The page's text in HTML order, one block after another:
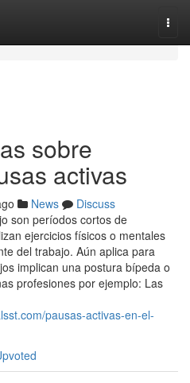
sobre
activas
News
Discuss
son períodos cortos de
ejercicios físicos o mentales
del trabajo. Aún aplica para
implican una postura bípeda o
profesiones por ejemplo: Las
pausas-activas-en-el-